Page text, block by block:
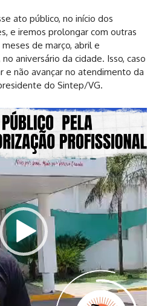
ato público, no início dos
e iremos prolongar com outras
de março, abril e
aniversário da cidade. Isso, caso
e não avançar no atendimento da
do Sintep/VG.